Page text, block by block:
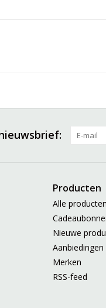
Producten
Alle producten
Nieuwe
Aanbiedingen
Merken
RSS-feed